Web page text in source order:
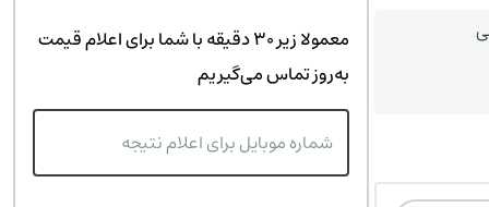
معمولا زیر ۳۰ دقیقه با شما برای اعلام قیمت
به‌روز تماس می‌گیریم
شماره موبایل برای اعلام نتیجه